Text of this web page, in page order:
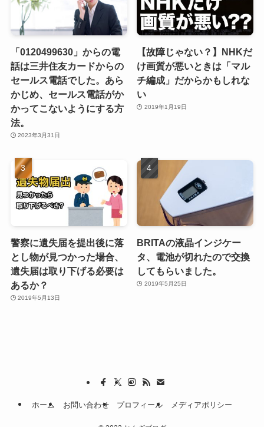
「0120499630」からの電
話は三井住友カードからの
セールス電話でした。あら
かじめ、セールス電話がか
かってこないようにする方
法。
2023年3月31日
【故障じゃない？】NHKだ
け画質が悪いときは「マル
チ編成」だからかもしれな
い
2019年1月19日
警察に遺失届を提出後に落
とし物が見つかった場合、
遺失届は取り下げる必要は
あるか？
2019年5月13日
BRITAの液晶インジケー
タ、電池が切れたので交換
してもらいました。
2019年5月25日
ホーム お問い合わせ プロフィール メディアポリシー